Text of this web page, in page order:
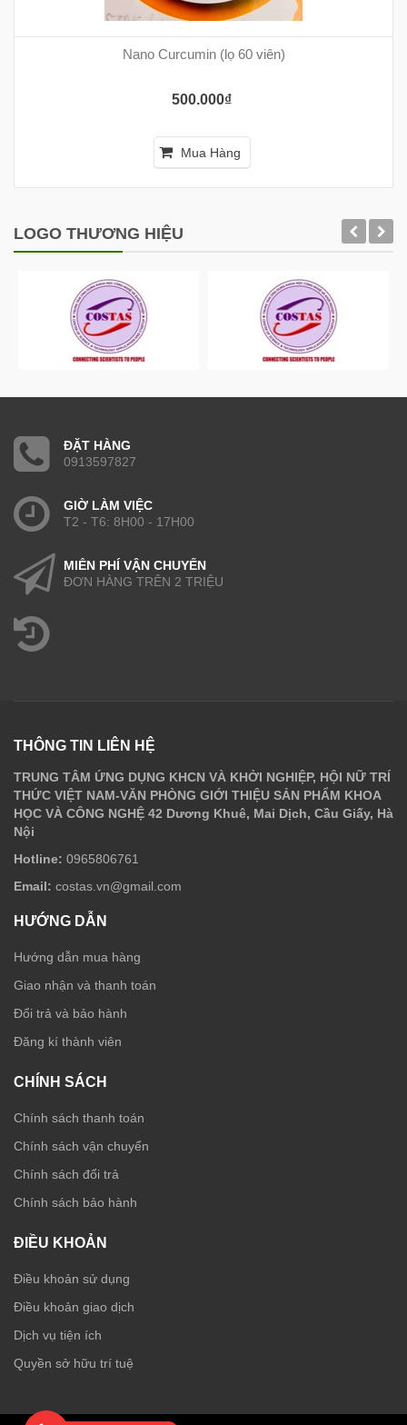
Nano Curcumin (lọ 60 viên)
500.000₫
Mua Hàng
LOGO THƯƠNG HIỆU
ĐẶT HÀNG
0913597827
GIỜ LÀM VIỆC
T2 - T6: 8H00 - 17H00
MIỄN PHÍ VẬN CHUYỂN
ĐƠN HÀNG TRÊN 2 TRIỆU
THÔNG TIN LIÊN HỆ
TRUNG TÂM ỨNG DỤNG KHCN VÀ KHỞI NGHIỆP, HỘI NỮ TRÍ
THỨC VIỆT NAM-VĂN PHÒNG GIỚI THIỆU SẢN PHẨM KHOA
HỌC VÀ CÔNG NGHỆ 42 Dương Khuê, Mai Dịch, Cầu Giấy, Hà
Nội
Hotline: 0965806761
Email: costas.vn@gmail.com
HƯỚNG DẪN
Hướng dẫn mua hàng
Giao nhận và thanh toán
Đổi trả và bảo hành
Đăng kí thành viên
CHÍNH SÁCH
Chính sách thanh toán
Chính sách vận chuyển
Chính sách đổi trả
Chính sách bảo hành
ĐIỀU KHOẢN
Điều khoản sử dụng
Điều khoản giao dịch
Dịch vụ tiện ích
Quyền sở hữu trí tuệ